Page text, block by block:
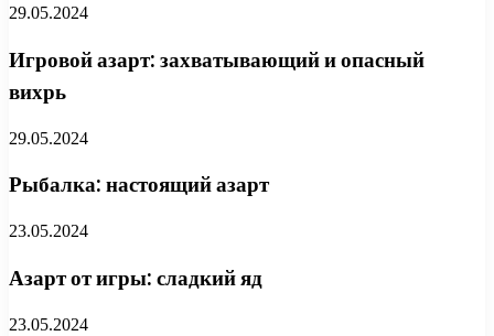
29.05.2024
Игровой азарт: захватывающий и опасный
вихрь
29.05.2024
Рыбалка: настоящий азарт
23.05.2024
Азарт от игры: сладкий яд
23.05.2024